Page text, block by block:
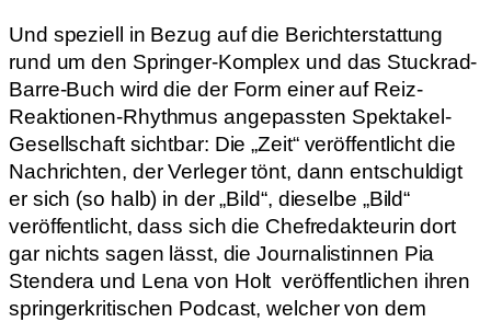
Und speziell in Bezug auf die Berichterstattung
rund um den Springer-Komplex und das Stuckrad-
Barre-Buch wird die der Form einer auf Reiz-
Reaktionen-Rhythmus angepassten Spektakel-
Gesellschaft sichtbar: Die „Zeit“ veröffentlicht die
Nachrichten, der Verleger tönt, dann entschuldigt
er sich (so halb) in der „Bild“, dieselbe „Bild“
veröffentlicht, dass sich die Chefredakteurin dort
gar nichts sagen lässt, dieJournalistinnen Pia
Stendera und Lena von Holt veröffentlichen ihren
springerkritischen Podcast, welcher von dem